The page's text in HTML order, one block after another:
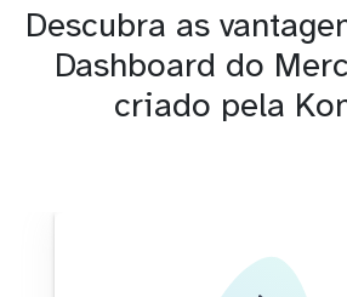
Descubra as
Dashboard do
criado pela